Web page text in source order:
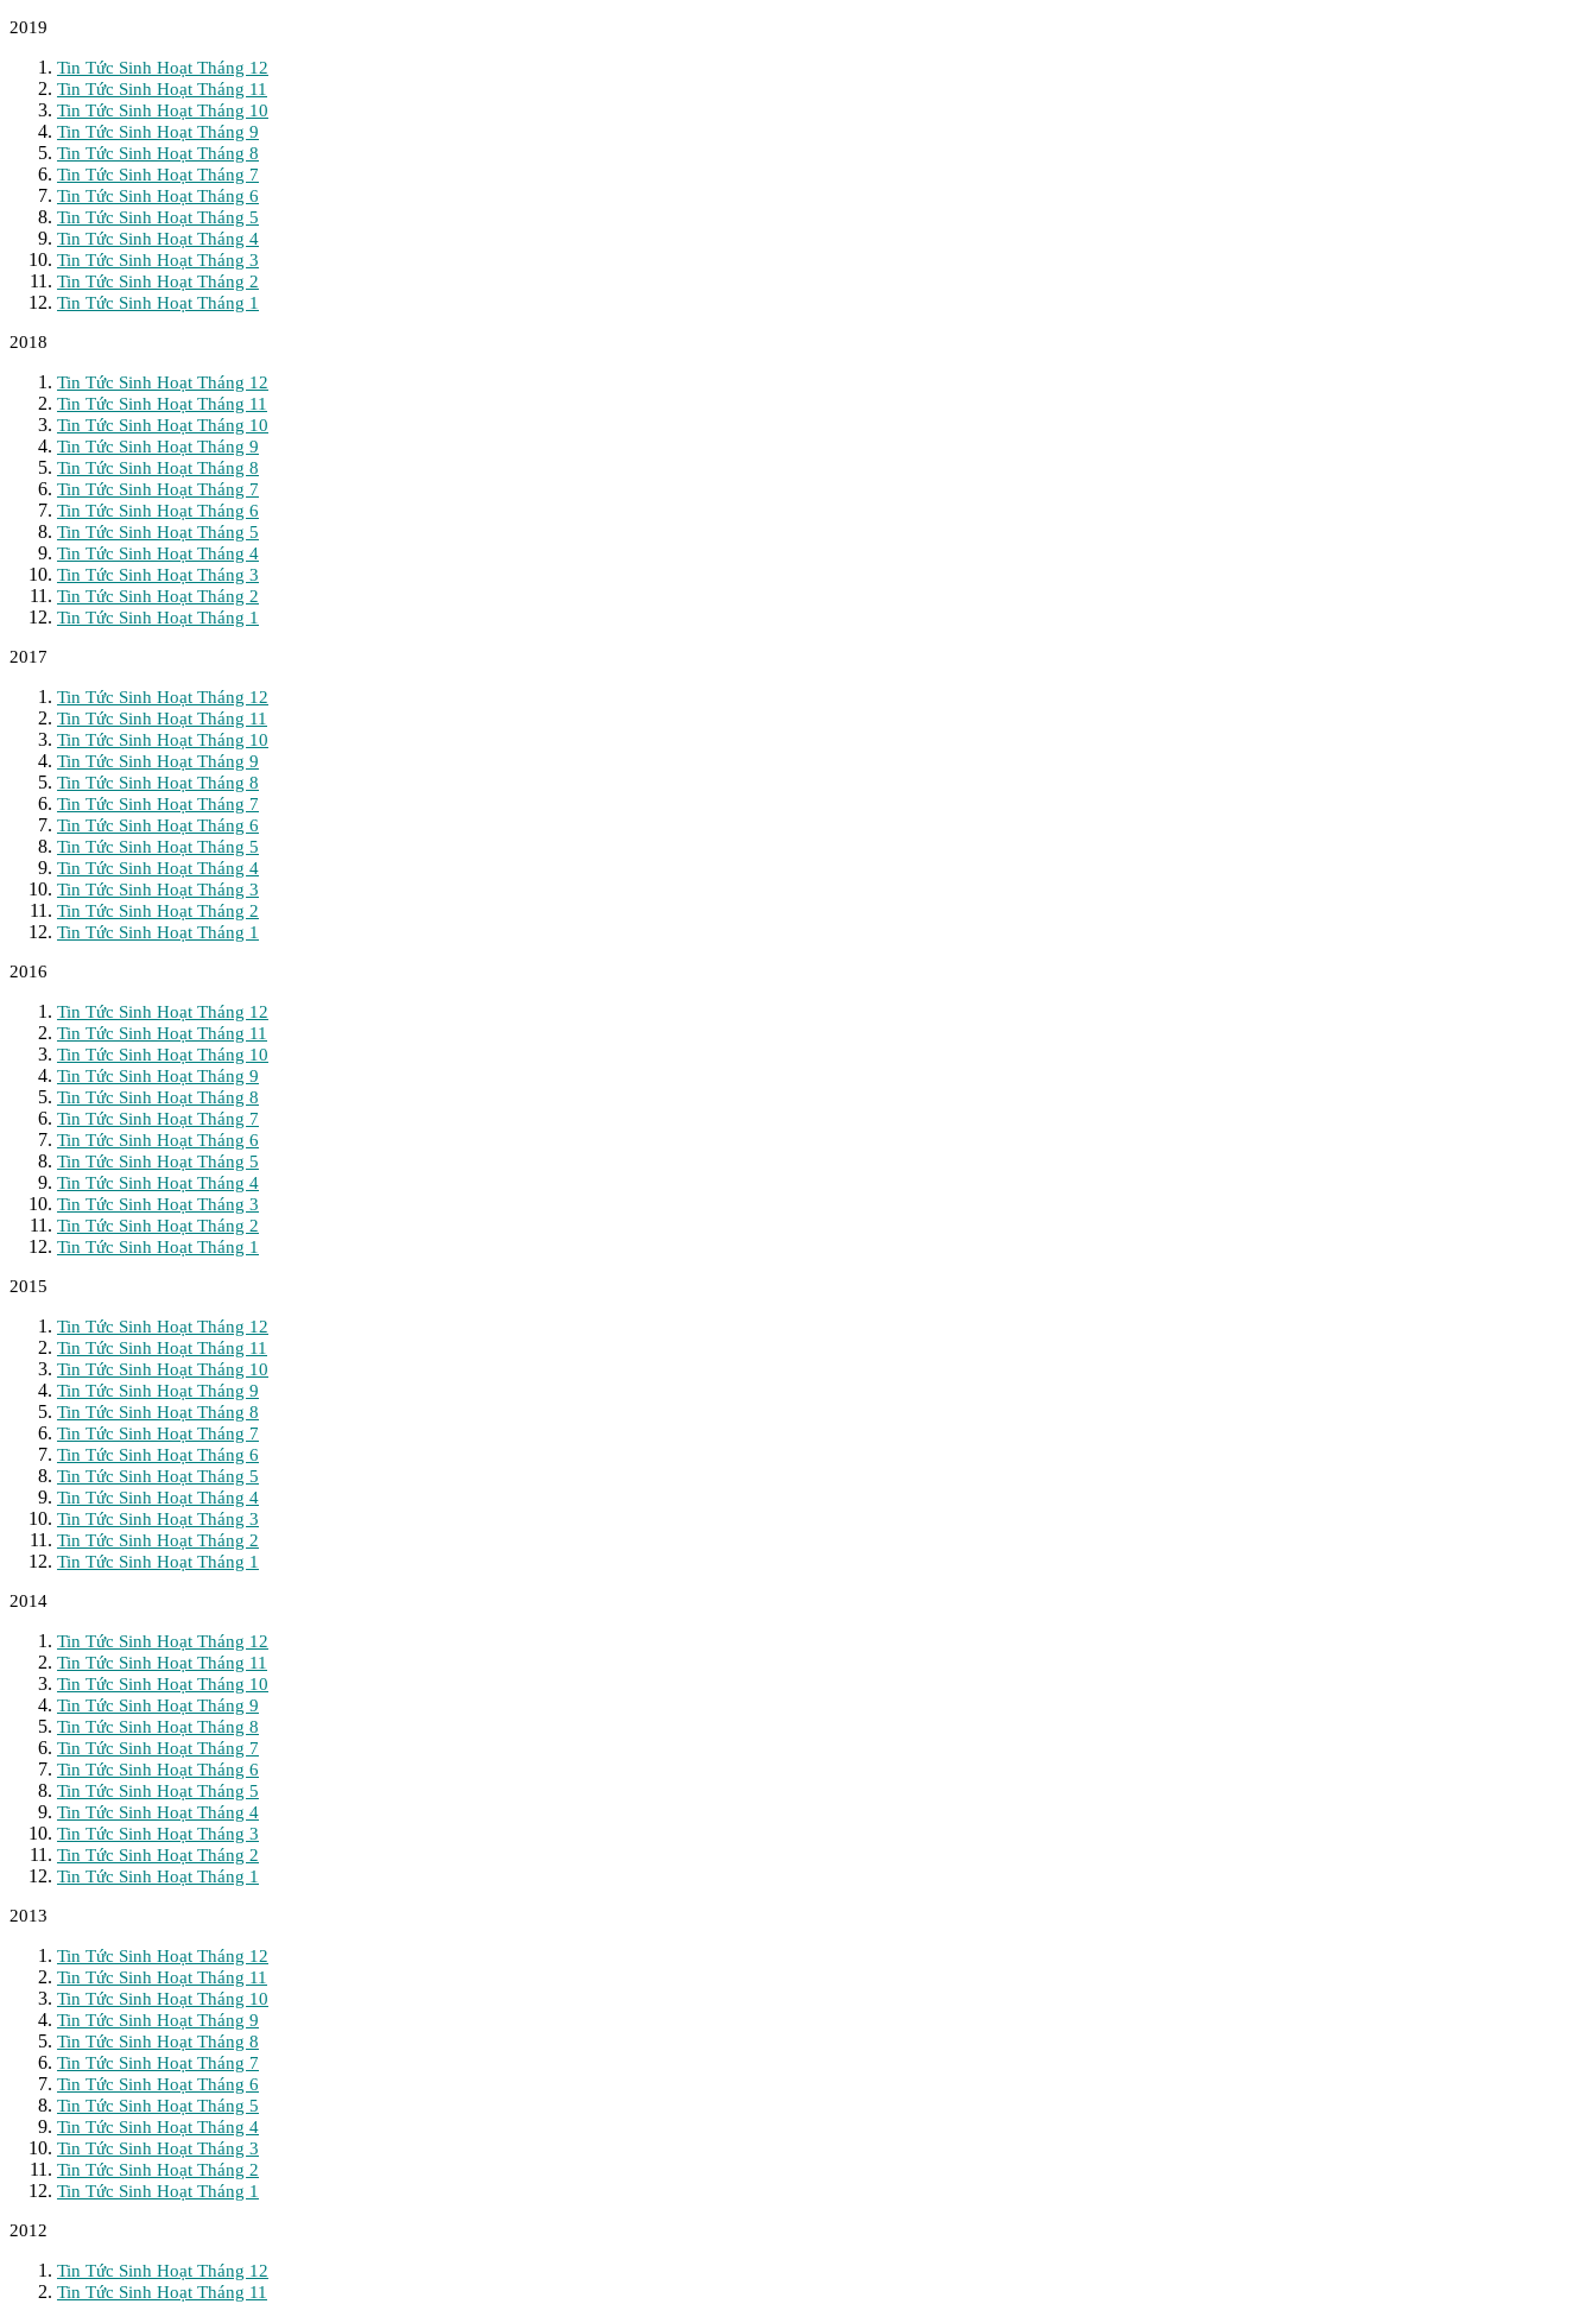
2019
Tin Tức Sinh Hoạt Tháng 12
Tin Tức Sinh Hoạt Tháng 11
Tin Tức Sinh Hoạt Tháng 10
Tin Tức Sinh Hoạt Tháng 9
Tin Tức Sinh Hoạt Tháng 8
Tin Tức Sinh Hoạt Tháng 7
Tin Tức Sinh Hoạt Tháng 6
Tin Tức Sinh Hoạt Tháng 5
Tin Tức Sinh Hoạt Tháng 4
Tin Tức Sinh Hoạt Tháng 3
Tin Tức Sinh Hoạt Tháng 2
Tin Tức Sinh Hoạt Tháng 1
2018
Tin Tức Sinh Hoạt Tháng 12
Tin Tức Sinh Hoạt Tháng 11
Tin Tức Sinh Hoạt Tháng 10
Tin Tức Sinh Hoạt Tháng 9
Tin Tức Sinh Hoạt Tháng 8
Tin Tức Sinh Hoạt Tháng 7
Tin Tức Sinh Hoạt Tháng 6
Tin Tức Sinh Hoạt Tháng 5
Tin Tức Sinh Hoạt Tháng 4
Tin Tức Sinh Hoạt Tháng 3
Tin Tức Sinh Hoạt Tháng 2
Tin Tức Sinh Hoạt Tháng 1
2017
Tin Tức Sinh Hoạt Tháng 12
Tin Tức Sinh Hoạt Tháng 11
Tin Tức Sinh Hoạt Tháng 10
Tin Tức Sinh Hoạt Tháng 9
Tin Tức Sinh Hoạt Tháng 8
Tin Tức Sinh Hoạt Tháng 7
Tin Tức Sinh Hoạt Tháng 6
Tin Tức Sinh Hoạt Tháng 5
Tin Tức Sinh Hoạt Tháng 4
Tin Tức Sinh Hoạt Tháng 3
Tin Tức Sinh Hoạt Tháng 2
Tin Tức Sinh Hoạt Tháng 1
2016
Tin Tức Sinh Hoạt Tháng 12
Tin Tức Sinh Hoạt Tháng 11
Tin Tức Sinh Hoạt Tháng 10
Tin Tức Sinh Hoạt Tháng 9
Tin Tức Sinh Hoạt Tháng 8
Tin Tức Sinh Hoạt Tháng 7
Tin Tức Sinh Hoạt Tháng 6
Tin Tức Sinh Hoạt Tháng 5
Tin Tức Sinh Hoạt Tháng 4
Tin Tức Sinh Hoạt Tháng 3
Tin Tức Sinh Hoạt Tháng 2
Tin Tức Sinh Hoạt Tháng 1
2015
Tin Tức Sinh Hoạt Tháng 12
Tin Tức Sinh Hoạt Tháng 11
Tin Tức Sinh Hoạt Tháng 10
Tin Tức Sinh Hoạt Tháng 9
Tin Tức Sinh Hoạt Tháng 8
Tin Tức Sinh Hoạt Tháng 7
Tin Tức Sinh Hoạt Tháng 6
Tin Tức Sinh Hoạt Tháng 5
Tin Tức Sinh Hoạt Tháng 4
Tin Tức Sinh Hoạt Tháng 3
Tin Tức Sinh Hoạt Tháng 2
Tin Tức Sinh Hoạt Tháng 1
2014
Tin Tức Sinh Hoạt Tháng 12
Tin Tức Sinh Hoạt Tháng 11
Tin Tức Sinh Hoạt Tháng 10
Tin Tức Sinh Hoạt Tháng 9
Tin Tức Sinh Hoạt Tháng 8
Tin Tức Sinh Hoạt Tháng 7
Tin Tức Sinh Hoạt Tháng 6
Tin Tức Sinh Hoạt Tháng 5
Tin Tức Sinh Hoạt Tháng 4
Tin Tức Sinh Hoạt Tháng 3
Tin Tức Sinh Hoạt Tháng 2
Tin Tức Sinh Hoạt Tháng 1
2013
Tin Tức Sinh Hoạt Tháng 12
Tin Tức Sinh Hoạt Tháng 11
Tin Tức Sinh Hoạt Tháng 10
Tin Tức Sinh Hoạt Tháng 9
Tin Tức Sinh Hoạt Tháng 8
Tin Tức Sinh Hoạt Tháng 7
Tin Tức Sinh Hoạt Tháng 6
Tin Tức Sinh Hoạt Tháng 5
Tin Tức Sinh Hoạt Tháng 4
Tin Tức Sinh Hoạt Tháng 3
Tin Tức Sinh Hoạt Tháng 2
Tin Tức Sinh Hoạt Tháng 1
2012
Tin Tức Sinh Hoạt Tháng 12
Tin Tức Sinh Hoạt Tháng 11